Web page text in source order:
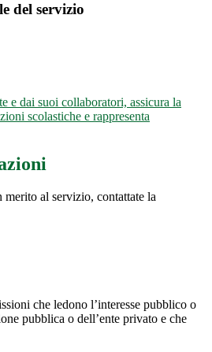
del servizio
e dai suoi collaboratori, assicura la
scolastiche e rappresenta
al servizio, contattate la
che ledono l’interesse pubblico o
pubblica o dell’ente privato e che